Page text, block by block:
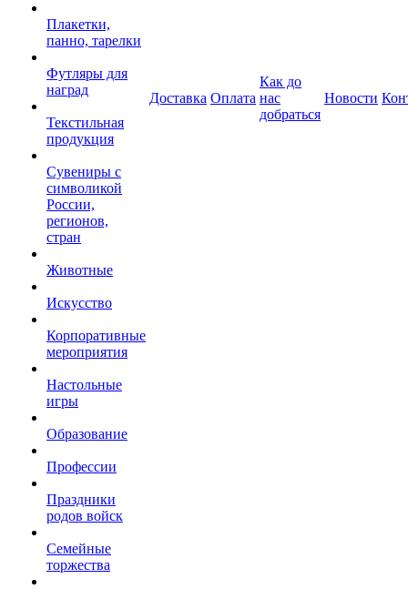
Плакетки,
панно, тарелки
Футляры для
наград
Текстильная
продукция
Сувениры с
символикой
России,
регионов,
стран
Животные
Искусство
Корпоративные
мероприятия
Настольные
игры
Образование
Профессии
Праздники
родов войск
Семейные
торжества
Доставка Оплата
Как до
нас
добраться
Новости